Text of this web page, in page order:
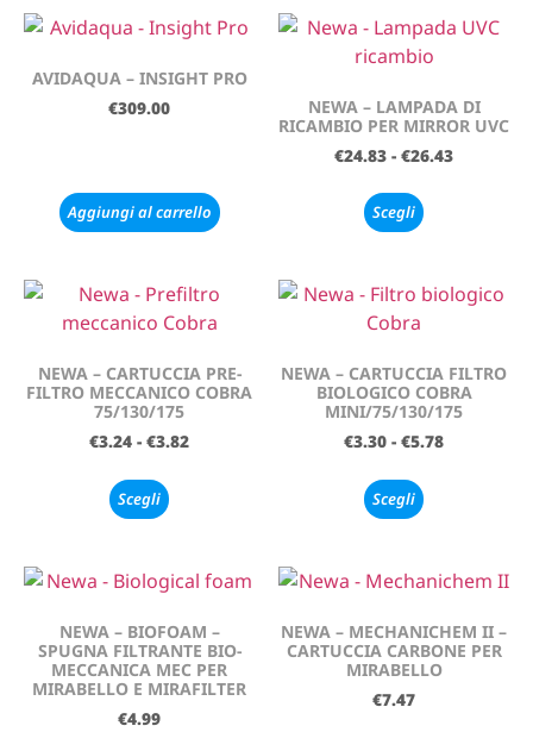
AVIDAQUA – INSIGHT PRO
€309.00
Aggiungi al carrello
NEWA – LAMPADA DI
RICAMBIO PER MIRROR UVC
€24.83 - €26.43
Scegli
NEWA – CARTUCCIA PRE-
FILTRO MECCANICO COBRA
75/130/175
€3.24 - €3.82
Scegli
NEWA – CARTUCCIA FILTRO
BIOLOGICO COBRA
MINI/75/130/175
€3.30 - €5.78
Scegli
NEWA – BIOFOAM –
SPUGNA FILTRANTE BIO-
MECCANICA MEC PER
MIRABELLO E MIRAFILTER
€4.99
NEWA – MECHANICHEM II –
CARTUCCIA CARBONE PER
MIRABELLO
€7.47